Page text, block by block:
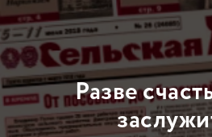
Разве